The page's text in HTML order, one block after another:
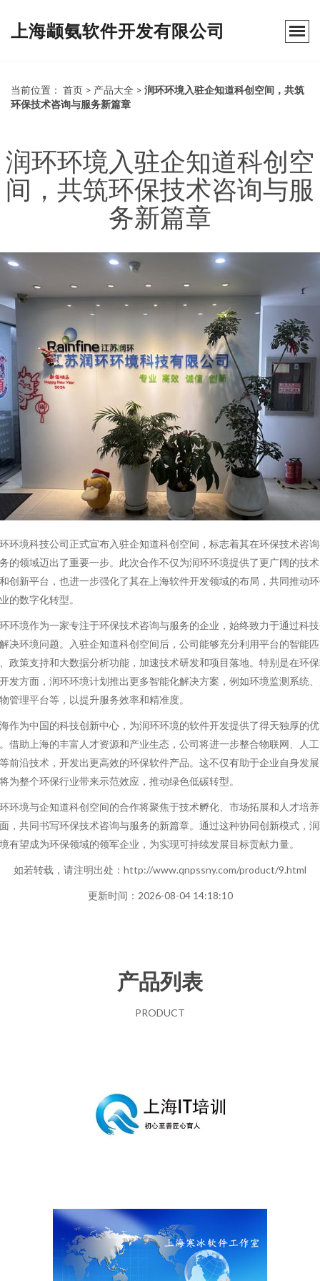
上海颛氨软件开发有限公司
当前位置： 首页 > 产品大全 > 润环环境入驻企知道科创空间，共筑
环保技术咨询与服务新篇章
润环环境入驻企知道科创空
间，共筑环保技术咨询与服
务新篇章
环境科技公司正式宣布入驻企知道科创空间，标志着其在环保技术咨
的领域迈出了重要一步。此次合作不仅为润环环境提供了更广阔的技
创新平台，也进一步强化了其在上海软件开发领域的布局，共同推动
的数字化转型。
环境作为一家专注于环保技术咨询与服务的企业，始终致力于通过科
决环境问题。入驻企知道科创空间后，公司能够充分利用平台的智能匹
政策支持和大数据分析功能，加速技术研发和项目落地。特别是在环
发方面，润环环境计划推出更多智能化解决方案，例如环境监测系统
管理平台等，以提升服务效率和精准度。
作为中国的科技创新中心，为润环环境的软件开发提供了得天独厚的优
借助上海的丰富人才资源和产业生态，公司将进一步整合物联网、人
前沿技术，开发出更高效的环保软件产品。这不仅有助于企业自身发
为整个环保行业带来示范效应，推动绿色低碳转型。
环境与企知道科创空间的合作将聚焦于技术孵化、市场拓展和人才培
，共同书写环保技术咨询与服务的新篇章。通过这种协同创新模式，
有望成为环保领域的领军企业，为实现可持续发展目标贡献力量。
如若转载，请注明出处：http://www.qnpssny.com/product/9.html
更新时间：2026-08-04 14:18:10
产品列表
PRODUCT